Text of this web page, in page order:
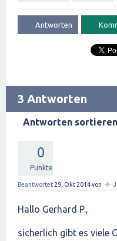
3 Antworten
Antworten sortieren
0
Punkte
Beantwortet 29, Okt 2014von ✦
Hallo Gerhard P.,
sicherlich gibt es viele